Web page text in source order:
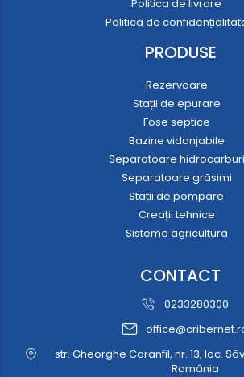
Politica de livrare
Politică de
PRODUSE
Rezervoare
Stații de epurare
Fose septice
Bazine vidanjabile
Separatoare hidrocarburi
Separatoare grăsimi
Stații de pompare
Creații tehnice
Sisteme agricultură
CONTACT
0233280300
str. Gheorghe Caranfil, nr. 13, loc.
România